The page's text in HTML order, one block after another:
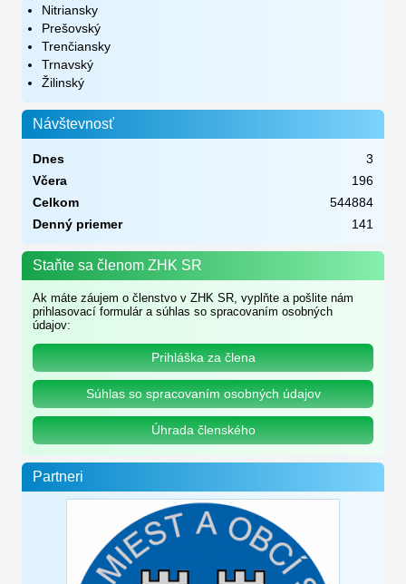
Nitriansky
Prešovský
Trenčiansky
Trnavský
Žilinský
Návštevnosť
Dnes
3
Včera
196
Celkom
544884
Denný priemer
141
Staňte sa členom ZHK SR
Ak máte záujem o členstvo v ZHK SR, vyplňte a pošlite nám
prihlasovací formulár a súhlas so spracovaním osobných
údajov:
Prihláška za člena
Súhlas so spracovaním osobných údajov
Úhrada členského
Partneri